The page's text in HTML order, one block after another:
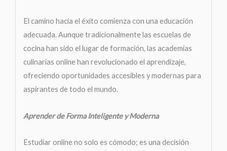
El camino hacia el éxito comienza con una educación
adecuada. Aunque tradicionalmente las escuelas de
cocina han sido el lugar de formación, las academias
culinarias online han revolucionado el aprendizaje,
ofreciendo oportunidades accesibles y modernas para
aspirantes de todo el mundo.
Aprender de Forma Inteligente y Moderna
Estudiar online no solo es cómodo; es una decisión